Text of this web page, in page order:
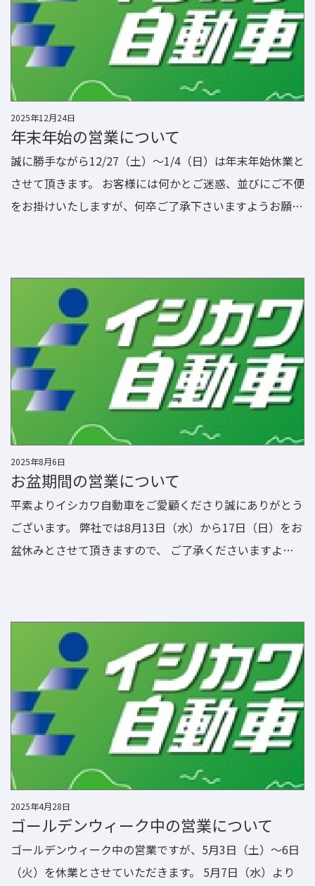
2025年12月24日
年末年始の営業について
誠に勝手ながら12/27（土）～1/4（日）は年末年始休業と
させて頂きます。 お客様には何かとご迷惑、並びにご不便
をお掛けいたしますが、何卒ご了承下さいますようお願い
2025年8月6日
お盆期間の営業について
平素よりイシカワ自動車をご愛顧くださり誠にありがとう
ございます。 弊社では8月13日（水）から17日（日）をお
盆休みとさせて頂きますので、 ご了承くださいますよう
2025年4月28日
ゴールデンウィーク中の営業について
ゴールデンウィーク中の営業ですが、5月3日（土）～6日
（火）を休業とさせていただきます。 5月7日（水）より